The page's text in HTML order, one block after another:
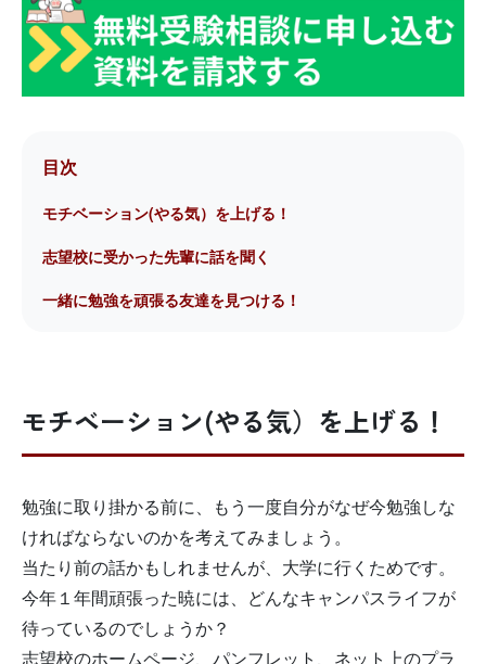
目次
モチベーション(やる気）を上げる！
志望校に受かった先輩に話を聞く
一緒に勉強を頑張る友達を見つける！
モチベーション(やる気）を上げる！
勉強に取り掛かる前に、もう一度自分がなぜ今勉強しな
ければならないのかを考えてみましょう。
当たり前の話かもしれませんが、大学に行くためです。
今年１年間頑張った暁には、どんなキャンパスライフが
待っているのでしょうか？
志望校のホームページ、パンフレット、ネット上のプラ